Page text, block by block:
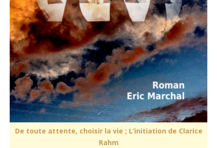
De toute attente, choisir la vie ; L’initiation de Clarice
Rahm